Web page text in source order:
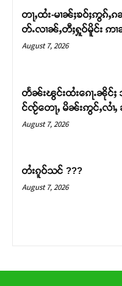
တႃႇႁႂ်ႈသဵင်ၵၢင်ၸႂ်ၵူ
တ်ႇ တူဝ်ႈလုမ်ႈၾႃႉၼ
ဝ်ႇၽူႈတွႆႇႁွ
တႃႇထႆး-မၢၼ်ႈၶဝ်ႈဢွၵ်ႇ
တ်ႉလၢၼ်ႇတီႈႁူဝ်မိူင်း ဢၢ
August 7, 2026
တႅၼ်းၽွင်းထႆးၵေႃႉၼိုင်ႈ
င်ၸႂ်တေႃႇ မိၼ်းဢွင်ႇလၢႆ
August 7, 2026
တႆးၵူဝ်သင် ???
August 7, 2026